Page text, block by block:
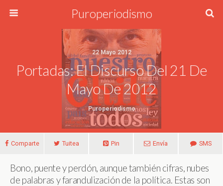
Puroperiodismo
22 Mayo 2012
Portadas: El Discurso Del 21 De
Mayo De 2012
Puroperiodismo
Comparte Tuitea Pin Envía SMS
Bono, puente y perdón, aunque también cifras, nubes
de palabras y farandulización de la política. Estas son